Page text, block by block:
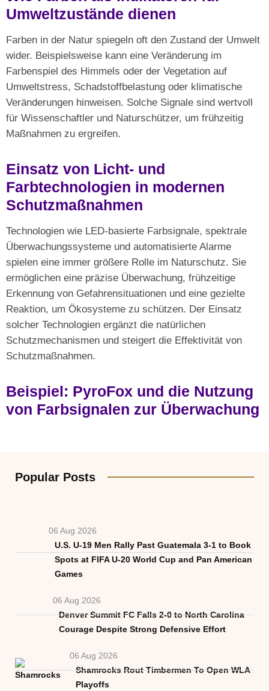
Umweltzustände dienen
Farben in der Natur spiegeln oft den Zustand der Umwelt
wider. Beispielsweise kann eine Veränderung im
Farbenspiel des Himmels oder der Vegetation auf
Umweltstress, Schadstoffbelastung oder klimatische
Veränderungen hinweisen. Solche Signale sind wertvoll
für Wissenschaftler und Naturschützer, um frühzeitig
Maßnahmen zu ergreifen.
Einsatz von Licht- und
Farbtechnologien in modernen
Schutzmaßnahmen
Technologien wie LED-basierte Farbsignale, spektrale
Überwachungssysteme und automatisierte Alarme
spielen eine immer größere Rolle im Naturschutz. Sie
ermöglichen eine präzise Überwachung, frühzeitige
Erkennung von Gefahrensituationen und eine gezielte
Reaktion, um Ökosysteme zu schützen. Der Einsatz
solcher Technologien ergänzt die natürlichen
Schutzmechanismen und steigert die Effektivität von
Schutzmaßnahmen.
Beispiel: PyroFox und die Nutzung
von Farbsignalen zur Überwachung
Popular Posts
06 Aug 2026
U.S. U-19 Men Rally Past Guatemala 3-1 to Book
Spots at FIFA U-20 World Cup and Pan American
Games
06 Aug 2026
Denver Summit FC Falls 2-0 to North Carolina
Courage Despite Strong Defensive Effort
06 Aug 2026
Shamrocks Rout Timbermen To Open WLA
Playoffs